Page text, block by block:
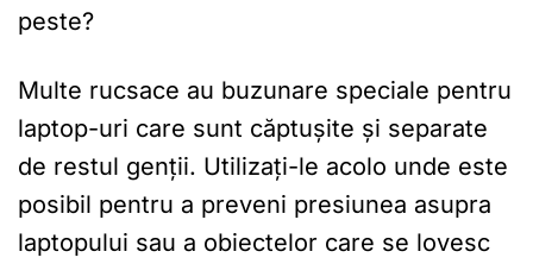
peste?
Multe rucsace au buzunare speciale pentru
laptop-uri care sunt căptușite și separate
de restul genții. Utilizați-le acolo unde este
posibil pentru a preveni presiunea asupra
laptopului sau a obiectelor care se lovesc